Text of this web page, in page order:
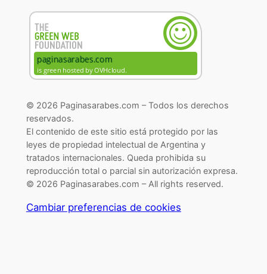
© 2026 Paginasarabes.com – Todos los derechos
reservados.
El contenido de este sitio está protegido por las
leyes de propiedad intelectual de Argentina y
tratados internacionales. Queda prohibida su
reproducción total o parcial sin autorización expresa.
© 2026 Paginasarabes.com – All rights reserved.
Cambiar preferencias de cookies